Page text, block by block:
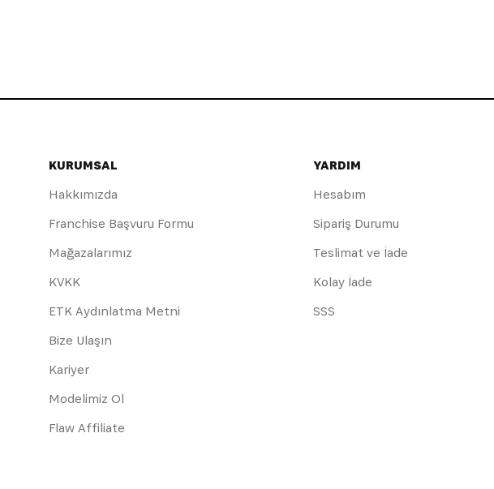
KURUMSAL
Hakkımızda
Franchise Başvuru Formu
Mağazalarımız
KVKK
ETK Aydınlatma Metni
Bize Ulaşın
Kariyer
Modelimiz Ol
Flaw Affiliate
YARDIM
Hesabım
Sipariş Durumu
Teslimat ve İade
Kolay İade
SSS